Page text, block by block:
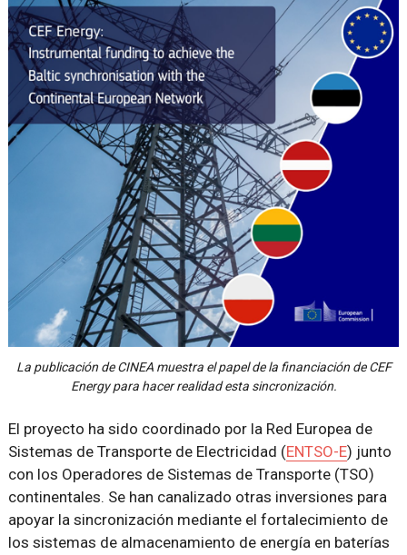
La publicación de CINEA muestra el papel de la financiación de CEF
Energy para hacer realidad esta sincronización.
El proyecto ha sido coordinado por la Red Europea de
Sistemas de Transporte de Electricidad (ENTSO-E) junto
con los Operadores de Sistemas de Transporte (TSO)
continentales. Se han canalizado otras inversiones para
apoyar la sincronización mediante el fortalecimiento de
los sistemas de almacenamiento de energía en baterías